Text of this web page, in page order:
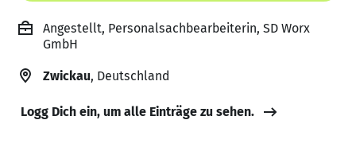
Angestellt, Personalsachbearbeiterin, SD Worx
GmbH
Zwickau, Deutschland
Logg Dich ein, um alle Einträge zu sehen.